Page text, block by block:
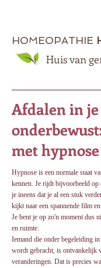
HOMEOPATHIE
Huis van
Afdalen in je
met hypnose
Hypnose is een normale staat
kennen. Je rijdt bijvoorbeeld op
je ineens dat je al een stuk
kijkt naar een spannende film
Je bent je op zo'n moment dus
en ruimte.
Iemand die onder begeleiding
wordt gebracht, is ontvankelijk
veranderingen. Dat is precies